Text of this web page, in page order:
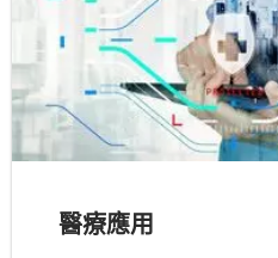
醫療應用